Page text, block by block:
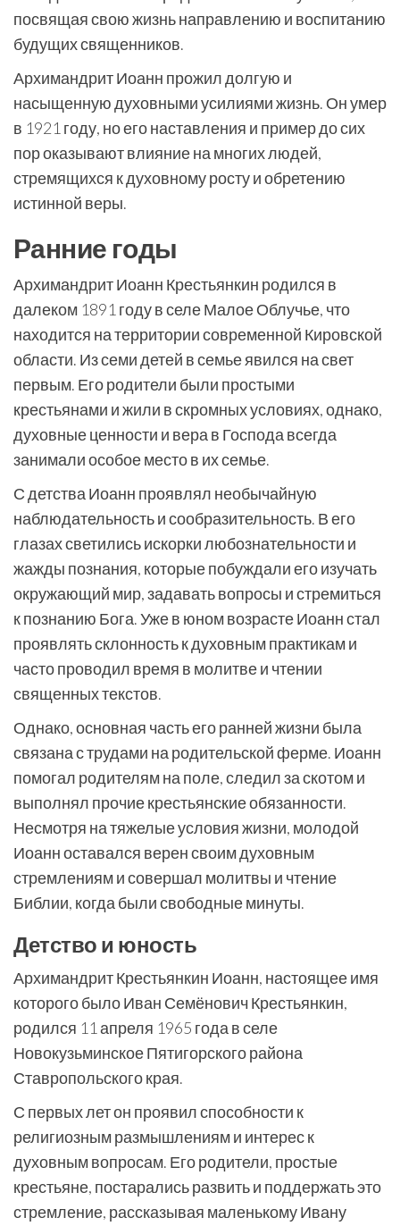
посвящая свою жизнь направлению и воспитанию
будущих священников.
Архимандрит Иоанн прожил долгую и
насыщенную духовными усилиями жизнь. Он умер
в 1921 году, но его наставления и пример до сих
пор оказывают влияние на многих людей,
стремящихся к духовному росту и обретению
истинной веры.
Ранние годы
Архимандрит Иоанн Крестьянкин родился в
далеком 1891 году в селе Малое Облучье, что
находится на территории современной Кировской
области. Из семи детей в семье явился на свет
первым. Его родители были простыми
крестьянами и жили в скромных условиях, однако,
духовные ценности и вера в Господа всегда
занимали особое место в их семье.
С детства Иоанн проявлял необычайную
наблюдательность и сообразительность. В его
глазах светились искорки любознательности и
жажды познания, которые побуждали его изучать
окружающий мир, задавать вопросы и стремиться
к познанию Бога. Уже в юном возрасте Иоанн стал
проявлять склонность к духовным практикам и
часто проводил время в молитве и чтении
священных текстов.
Однако, основная часть его ранней жизни была
связана с трудами на родительской ферме. Иоанн
помогал родителям на поле, следил за скотом и
выполнял прочие крестьянские обязанности.
Несмотря на тяжелые условия жизни, молодой
Иоанн оставался верен своим духовным
стремлениям и совершал молитвы и чтение
Библии, когда были свободные минуты.
Детство и юность
Архимандрит Крестьянкин Иоанн, настоящее имя
которого было Иван Семёнович Крестьянкин,
родился 11 апреля 1965 года в селе
Новокузьминское Пятигорского района
Ставропольского края.
С первых лет он проявил способности к
религиозным размышлениям и интерес к
духовным вопросам. Его родители, простые
крестьяне, постарались развить и поддержать это
стремление, рассказывая маленькому Ивану